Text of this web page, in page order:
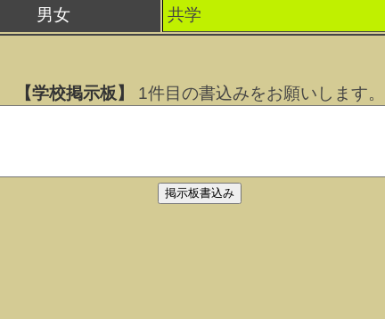
男女
共学
【学校掲示板】
1件目の書込みをお願いします。